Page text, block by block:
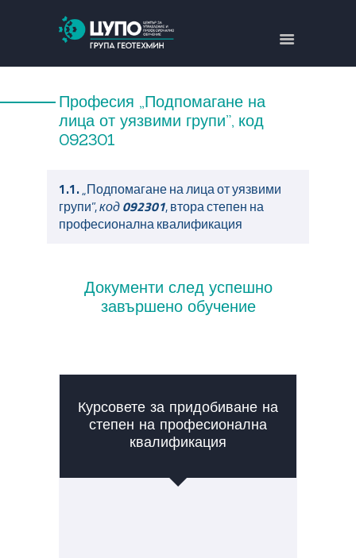
ЗА НАС
ОБУЧЕНИЯ
ПРОЕКТИ
ENGLISH
Професия „Подпомагане на
лица от уязвими групи”, код
092301
1.1.„Подпомагане на лица от уязвими
групи”,код092301, втора степен на
професионална квалификация
Документи след успешно
завършено обучение
Курсовете за придобиване на
степен на професионална
квалификация